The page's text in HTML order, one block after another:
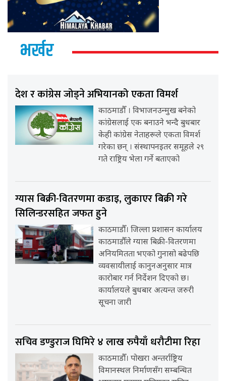
भर्खर
देश र कांग्रेस जोड्ने अभियानको एकता विमर्श
काठमाडौँ । विभाजनउन्मुख बनेको
कांग्रेसलाई एक बनाउने भन्दै बुधबार
केही कांग्रेस नेताहरूले एकता विमर्श
गरेका छन् । संस्थापनइतर समूहले २९
गते राष्ट्रिय भेला गर्ने बताएको
ग्यास बिक्री-वितरणमा कडाइ, लुकाएर बिक्री गरे
सिलिन्डरसहित जफत हुने
काठमाडौँ। जिल्ला प्रशासन कार्यालय
काठमाडौँले ग्यास बिक्री-वितरणमा
अनियमितता भएको गुनासो बढेपछि
व्यवसायीलाई कानुनअनुसार मात्र
कारोबार गर्न निर्देशन दिएको छ।
कार्यालयले बुधबार अत्यन्त जरुरी
सूचना जारी
सचिव डण्डुराज घिमिरे ४ लाख रुपैयाँ धरौटीमा रिहा
काठमाडौँ। पोखरा अन्तर्राष्ट्रिय
विमानस्थल निर्माणसँग सम्बन्धित